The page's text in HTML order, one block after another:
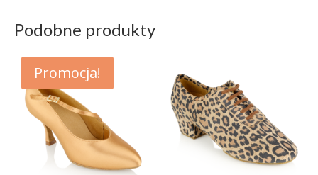
Podobne produkty
Promocja!